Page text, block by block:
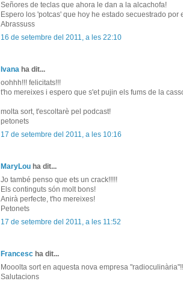
Señores de teclas que ahora le dan a la alcachofa!
Espero los 'potcas' que hoy he estado secuestrado por
Abrassuss
16 de setembre del 2011, a les 22:10
Ivana ha dit...
oohhh!!! felicitats!!!
t'ho mereixes i espero que s'et pujin els fums de la
molta sort, t'escoltarè pel podcast!
petonets
17 de setembre del 2011, a les 10:16
MaryLou ha dit...
Jo també penso que ets un crack!!!!!
Els continguts són molt bons!
Anirà perfecte, t'ho mereixes!
Petonets
17 de setembre del 2011, a les 11:52
Francesc ha dit...
Mooolta sort en aquesta nova empresa
Salutacions